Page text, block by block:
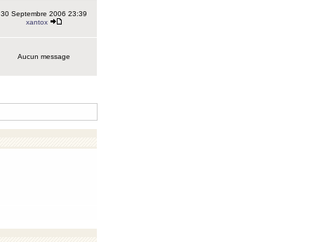
30 Septembre 2006 23:39
xantox
Aucun message